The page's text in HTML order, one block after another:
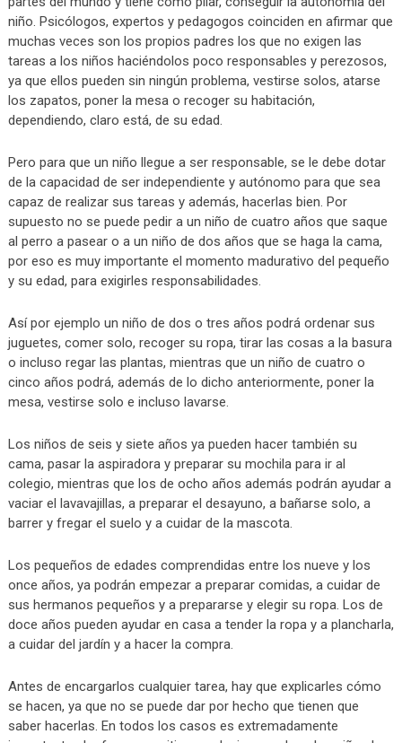
niño. Psicólogos, expertos y pedagogos coinciden en afirmar que
muchas veces son los propios padres los que no exigen las
tareas a los niños haciéndolos poco responsables y perezosos,
ya que ellos pueden sin ningún problema, vestirse solos, atarse
los zapatos, poner la mesa o recoger su habitación,
dependiendo, claro está, de su edad.
Pero para que un niño llegue a ser responsable, se le debe dotar
de la capacidad de ser independiente y autónomo para que sea
capaz de realizar sus tareas y además, hacerlas bien. Por
supuesto no se puede pedir a un niño de cuatro años que saque
al perro a pasear o a un niño de dos años que se haga la cama,
por eso es muy importante el momento madurativo del pequeño
y su edad, para exigirles responsabilidades.
Así por ejemplo un niño de dos o tres años podrá ordenar sus
juguetes, comer solo, recoger su ropa, tirar las cosas a la basura
o incluso regar las plantas, mientras que un niño de cuatro o
cinco años podrá, además de lo dicho anteriormente, poner la
mesa, vestirse solo e incluso lavarse.
Los niños de seis y siete años ya pueden hacer también su
cama, pasar la aspiradora y preparar su mochila para ir al
colegio, mientras que los de ocho años además podrán ayudar a
vaciar el lavavajillas, a preparar el desayuno, a bañarse solo, a
barrer y fregar el suelo y a cuidar de la mascota.
Los pequeños de edades comprendidas entre los nueve y los
once años, ya podrán empezar a preparar comidas, a cuidar de
sus hermanos pequeños y a prepararse y elegir su ropa. Los de
doce años pueden ayudar en casa a tender la ropa y a plancharla,
a cuidar del jardín y a hacer la compra.
Antes de encargarlos cualquier tarea, hay que explicarles cómo
se hacen, ya que no se puede dar por hecho que tienen que
saber hacerlas. En todos los casos es extremadamente